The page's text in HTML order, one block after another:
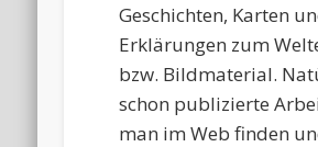
Geschichten, Karten
Erklärungen zum
bzw. Bildmaterial.
schon publizierte
man im Web finden